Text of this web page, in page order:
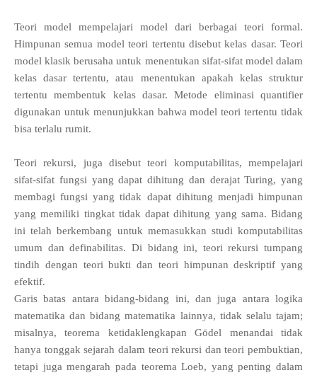
Teori model mempelajari model dari berbagai teori formal.
Himpunan semua model teori tertentu disebut kelas dasar. Teori
model klasik berusaha untuk menentukan sifat-sifat model dalam
kelas dasar tertentu, atau menentukan apakah kelas struktur
tertentu membentuk kelas dasar. Metode eliminasi quantifier
digunakan untuk menunjukkan bahwa model teori tertentu tidak
bisa terlalu rumit.
Teori rekursi, juga disebut teori komputabilitas, mempelajari
sifat-sifat fungsi yang dapat dihitung dan derajat Turing, yang
membagi fungsi yang tidak dapat dihitung menjadi himpunan
yang memiliki tingkat tidak dapat dihitung yang sama. Bidang
ini telah berkembang untuk memasukkan studi komputabilitas
umum dan definabilitas. Di bidang ini, teori rekursi tumpang
tindih dengan teori bukti dan teori himpunan deskriptif yang
efektif.
Garis batas antara bidang-bidang ini, dan juga antara logika
matematika dan bidang matematika lainnya, tidak selalu tajam;
misalnya, teorema ketidaklengkapan Gödel menandai tidak
hanya tonggak sejarah dalam teori rekursi dan teori pembuktian,
tetapi juga mengarah pada teorema Loeb, yang penting dalam